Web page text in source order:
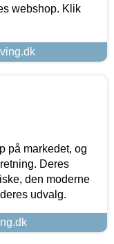
webshop. Klik
på markedet, og
Deres
den moderne
udvalg.